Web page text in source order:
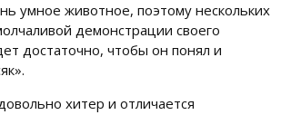
умное животное, поэтому нескольких
демонстрации своего
достаточно, чтобы он понял и
хитер и отличается